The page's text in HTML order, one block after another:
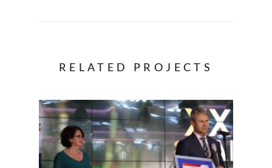
RELATED PROJECTS